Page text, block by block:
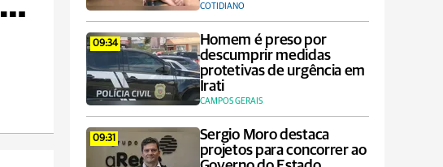
COTIDIANO
09:34
Homem é preso por
descumprir medidas
protetivas de urgência em
Irati
CAMPOS GERAIS
09:31
Sergio Moro destaca
projetos para concorrer ao